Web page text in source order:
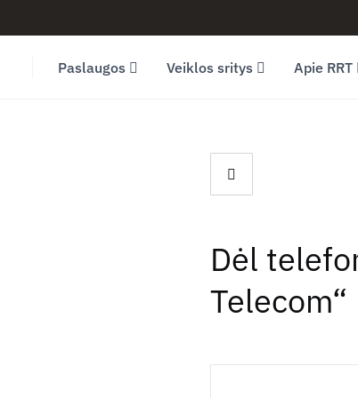
Paslaugos Veiklos sritys Apie RRT
Dėl
Telecom“